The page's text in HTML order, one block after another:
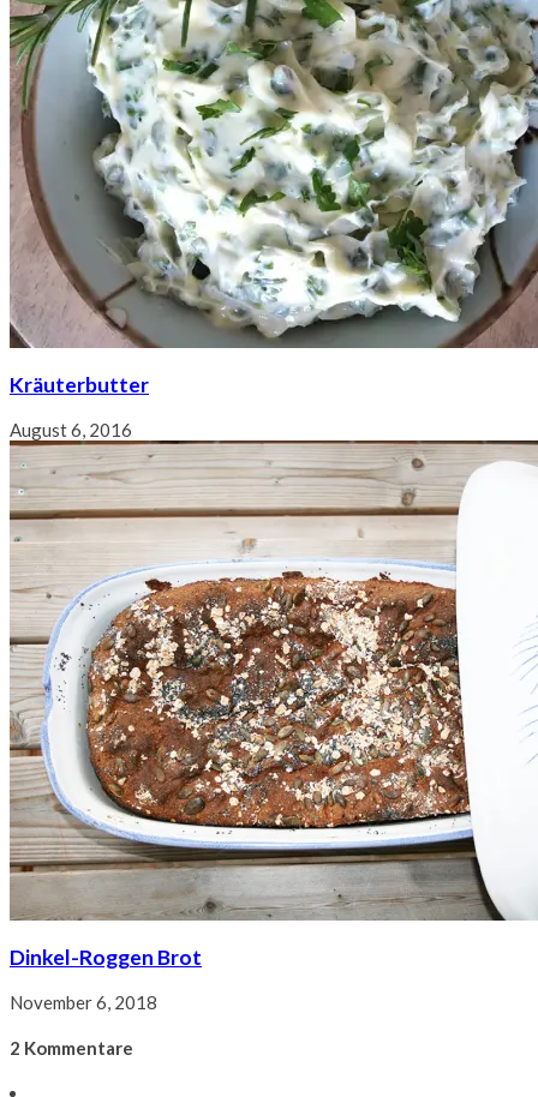
Kräuterbutter
August 6, 2016
Dinkel-Roggen Brot
November 6, 2018
2 Kommentare